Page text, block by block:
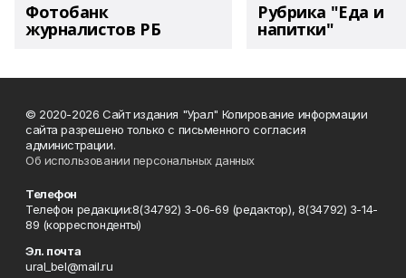
Фотобанк
журналистов РБ
Рубрика "Еда и
напитки"
© 2020-2026 Сайт издания "Урал" Копирование информации
сайта разрешено только с письменного согласия
администрации.
Об использовании персональных данных
Телефон
Телефон редакции:8(34792) 3-06-69 (редактор), 8(34792) 3-14-
89 (корреспонденты)
Эл. почта
ural_bel@mail.ru